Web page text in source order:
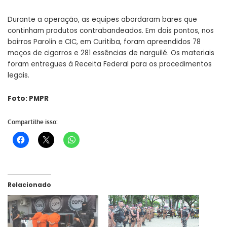
Durante a operação, as equipes abordaram bares que
continham produtos contrabandeados. Em dois pontos, nos
bairros Parolin e CIC, em Curitiba, foram apreendidos 78
maços de cigarros e 281 essências de narguilé. Os materiais
foram entregues à Receita Federal para os procedimentos
legais.
Foto: PMPR
Compartilhe isso:
Relacionado